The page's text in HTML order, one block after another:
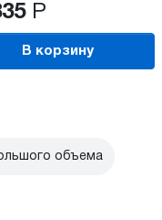
Р
В корзину
объема